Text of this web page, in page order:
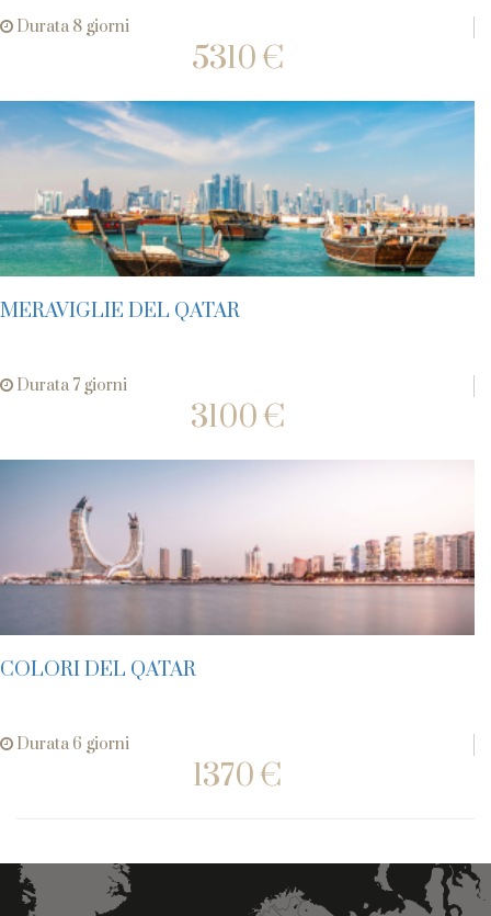
Durata 8 giorni
5310 €
MERAVIGLIE DEL QATAR
Durata 7 giorni
3100 €
COLORI DEL QATAR
Durata 6 giorni
1370 €